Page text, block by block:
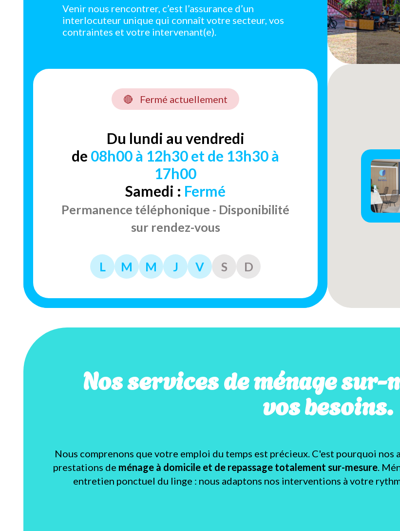
Venir nous rencontrer, c’est l’assurance d’un
interlocuteur unique qui connaît votre secteur, vos
contraintes et votre intervenant(e).
🔴 Fermé actuellement
Du lundi au vendredi
de 08h00 à 12h30 et de 13h30 à
17h00
Samedi : Fermé
Permanence téléphonique - Disponibilité
sur rendez-vous
L M M J V S D
Nos services de ménage sur-
vos besoins.
Nous comprenons que votre emploi du temps est précieux. C'est pourquoi
prestations de ménage à domicile et de repassage totalement sur-mesure.
entretien ponctuel du linge : nous adaptons nos interventions à votre